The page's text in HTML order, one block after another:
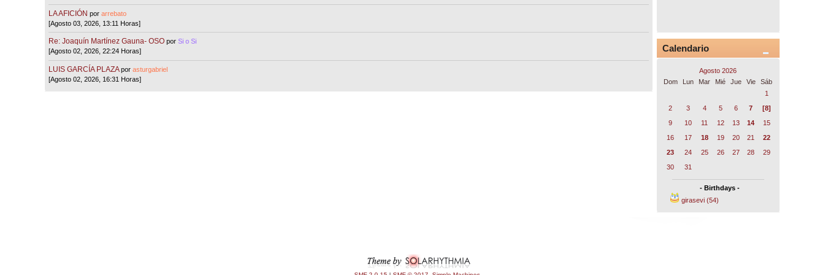
LA AFICIÓN porarrebato
[Agosto 03, 2026, 13:11 Horas]
Re: Joaquín Martínez Gauna- OSO porSi o Si
[Agosto 02, 2026, 22:24 Horas]
LUIS GARCÍA PLAZA porasturgabriel
[Agosto 02, 2026, 16:31 Horas]
Calendario
Agosto 2026
Dom
Lun Mar Mié Jue Vie
Sáb
1
2
3 4 5 6 7
[8]
9
10 11 12 13 14
15
16
17 18 19 20 21
22
23
24 25 26 27 28
29
30
31
- Birthdays -
girasevi (54)